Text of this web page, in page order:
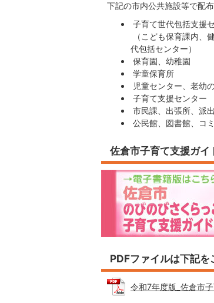
下記の市内公共施設等で配
子育て世代包括支援
（こども保育課内、
代包括センター）
保育園、幼稚園
学童保育所
児童センター、老幼
子育て支援センター
市民課、出張所、派
公民館、図書館、コ
佐倉市子育て支援ガ
PDFファイルは下記を
令和7年度版_佐倉市